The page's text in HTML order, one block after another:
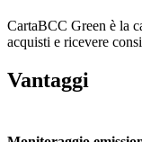
CartaBCC Green è la
acquisti e ricevere
Vantaggi